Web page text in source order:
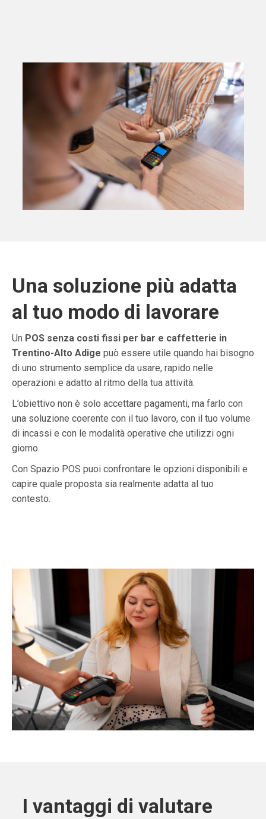
Una soluzione più adatta
al tuo modo di lavorare
Un POS senza costi fissi per bar e caffetterie in
Trentino-Alto Adige può essere utile quando hai bisogno
di uno strumento semplice da usare, rapido nelle
operazioni e adatto al ritmo della tua attività.
L’obiettivo non è solo accettare pagamenti, ma farlo con
una soluzione coerente con il tuo lavoro, con il tuo volume
di incassi e con le modalità operative che utilizzi ogni
giorno.
Con Spazio POS puoi confrontare le opzioni disponibili e
capire quale proposta sia realmente adatta al tuo
contesto.
I vantaggi di valutare